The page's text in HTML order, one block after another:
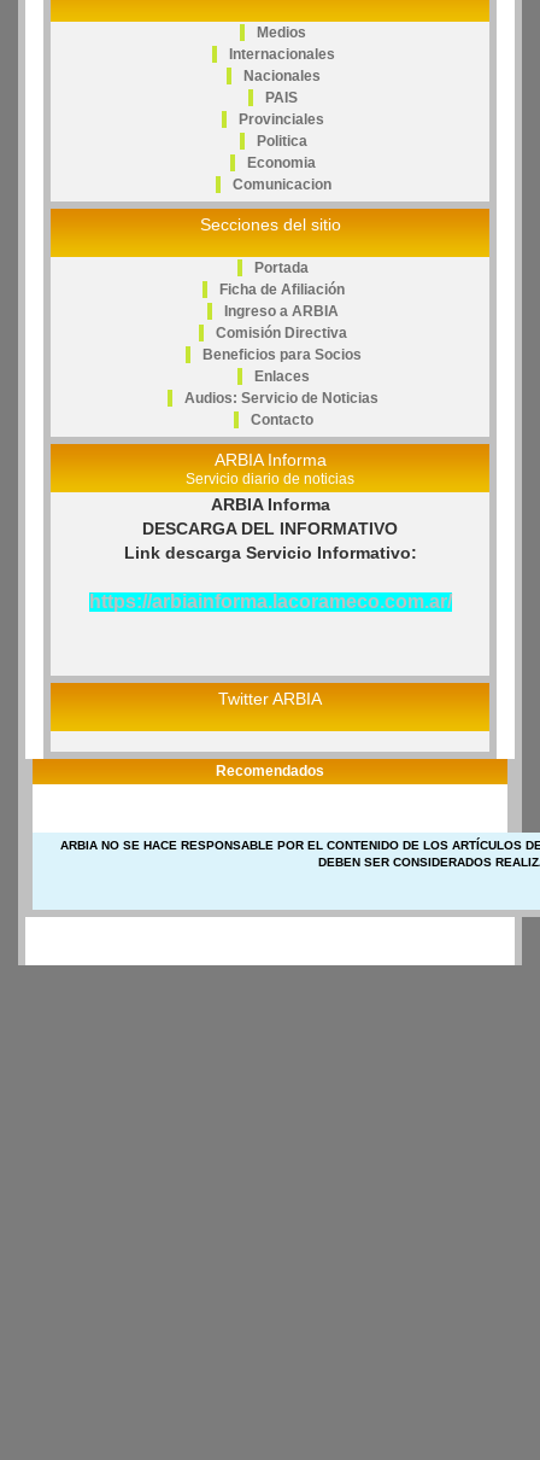
Medios
Internacionales
Nacionales
PAIS
Provinciales
Politica
Economia
Comunicacion
Secciones del sitio
Portada
Ficha de Afiliación
Ingreso a ARBIA
Comisión Directiva
Beneficios para Socios
Enlaces
Audios: Servicio de Noticias
Contacto
ARBIA Informa
Servicio diario de noticias
ARBIA Informa
DESCARGA DEL INFORMATIVO
Link descarga Servicio Informativo:
https://arbiainforma.lacorameco.com.ar/
Twitter ARBIA
Recomendados
ARBIA NO SE HACE RESPONSABLE POR EL CONTENIDO DE LOS ARTÍCULOS
DEBEN SER CONSIDERADOS